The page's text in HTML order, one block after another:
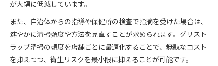
が大幅に低減しています。
また、自治体からの指導や保健所の検査で指摘を受けた場合は、
速やかに清掃頻度や方法を見直すことが求められます。グリスト
ラップ清掃の頻度を店舗ごとに最適化することで、無駄なコスト
を抑えつつ、衛生リスクを最小限に抑えることが可能です。